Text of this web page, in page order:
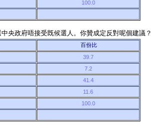
100.0
央政府唔接受既候選人。你贊成定反對呢個建議？
百份比
39.7
7.2
41.4
11.6
100.0